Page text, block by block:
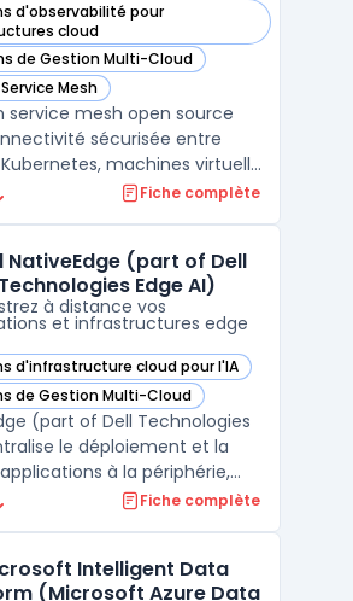
d'observabilité pour
cloud
cette catégorie
de Gestion Multi-Cloud
cette catégorie
Mesh
cette catégorie
service mesh open source
sécurisée entre
machines virtuelles
metal. Administrateurs IT
sein d’infrastructures hybrides
Fiche complète
NativeEdge (part of Dell
Technologies Edge AI)
à distance vos
et infrastructures edge
d'infrastructure cloud pour l'IA
(part of Dell Technologies Edge AI)
de Gestion Multi-Cloud
(part of Dell Technologies Edge AI)
(part of Dell Technologies
le déploiement et la
à la périphérie,
besoins de pilotage
du retail ou de l’énergie
Fiche complète
Intelligent Data
(Microsoft Azure Data